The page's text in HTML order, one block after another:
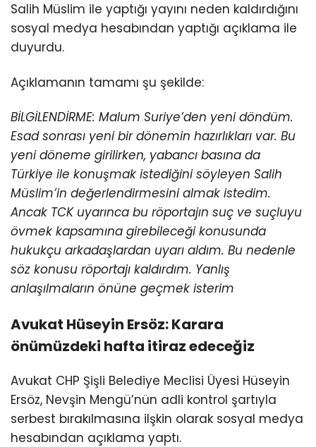
Salih Müslim ile yaptığı yayını neden kaldırdığını
sosyal medya hesabından yaptığı açıklama ile
duyurdu.
Açıklamanın tamamı şu şekilde:
BİLGİLENDİRME: Malum Suriye’den yeni döndüm.
Esad sonrası yeni bir dönemin hazırlıkları var. Bu
yeni döneme girilirken, yabancı basına da
Türkiye ile konuşmak istediğini söyleyen Salih
Müslim’in değerlendirmesini almak istedim.
Ancak TCK uyarınca bu röportajın suç ve suçluyu
övmek kapsamına girebileceği konusunda
hukukçu arkadaşlardan uyarı aldım. Bu nedenle
söz konusu röportajı kaldırdım. Yanlış
anlaşılmaların önüne geçmek isterim
Avukat Hüseyin Ersöz: Karara
önümüzdeki hafta itiraz edeceğiz
Avukat CHP Şişli Belediye Meclisi Üyesi Hüseyin
Ersöz, Nevşin Mengü’nün adli kontrol şartıyla
serbest bırakılmasına ilşkin olarak sosyal medya
hesabından açıklama yaptı.